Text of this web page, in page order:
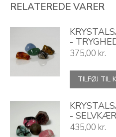
RELATEREDE VARER
-
375,00 kr.
TILFØJ TIL
-
435,00 kr.